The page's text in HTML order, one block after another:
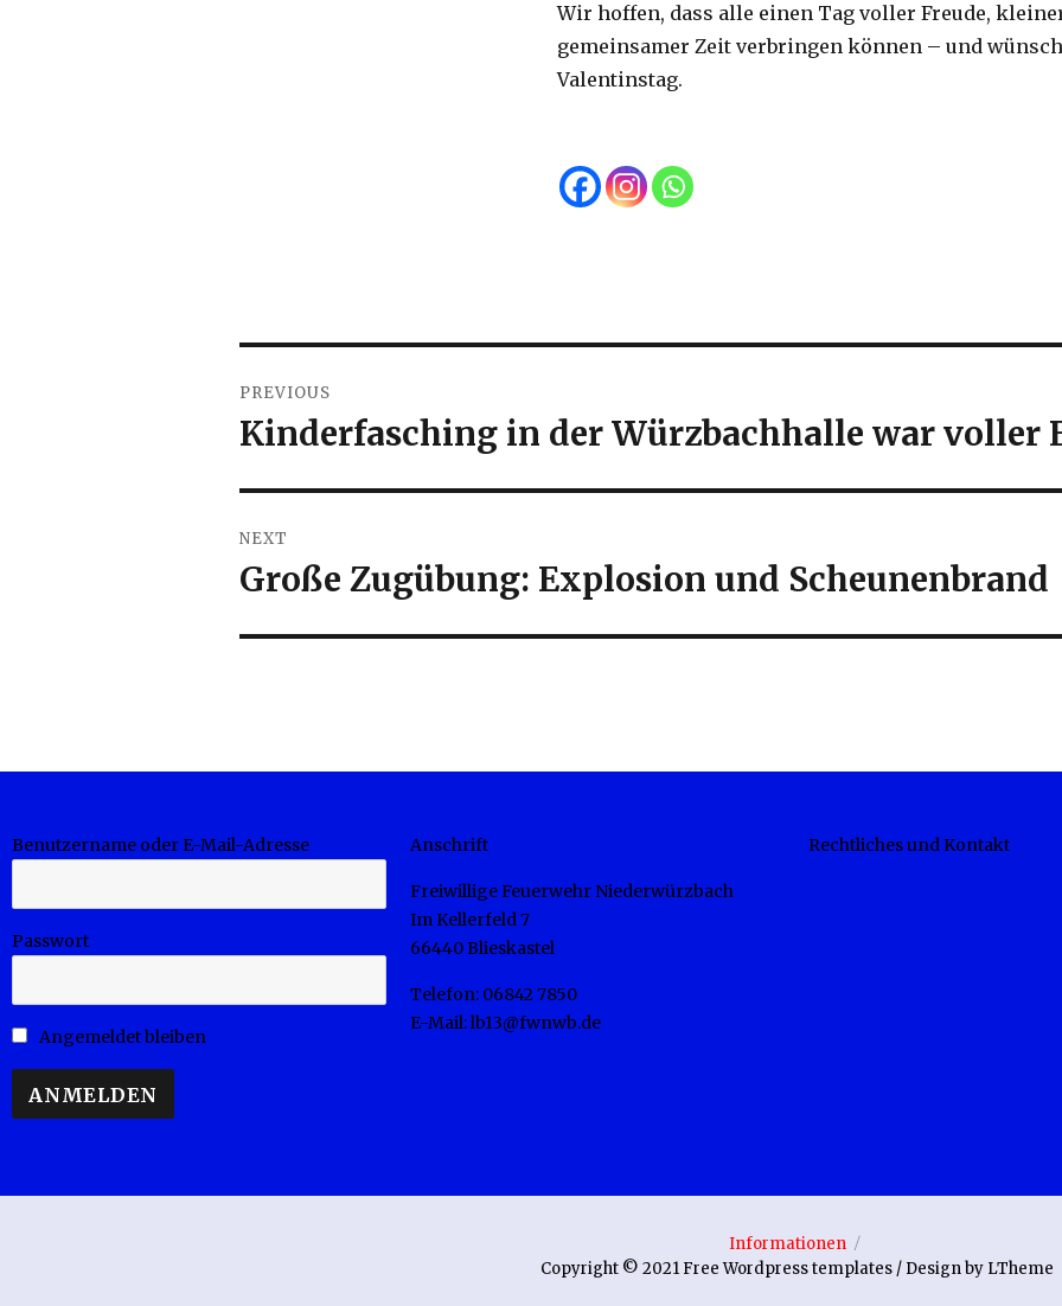
Wir hoffen, dass alle einen Tag voller Freude,
gemeinsamer Zeit verbringen können – und
Valentinstag.
PREVIOUS
Previous
Kinderfasching in der Würzbachhalle war voller
NEXT
Next
Große Zugübung: Explosion und Scheunenbrand
Benutzername oder E-Mail-Adresse
Passwort
Angemeldet bleiben
Anschrift
Freiwillige Feuerwehr Niederwürzbach
Im Kellerfeld 7
66440 Blieskastel
Telefon: 06842 7850
E-Mail: lb13@fwnwb.de
Rechtliches und Kontakt
Informationen
Copyright © 2021 Free Wordpress templates / Design by LTheme